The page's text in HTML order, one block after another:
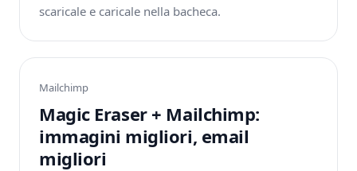
scaricale e caricale nella bacheca.
Mailchimp
Magic Eraser + Mailchimp:
immagini migliori, email
migliori